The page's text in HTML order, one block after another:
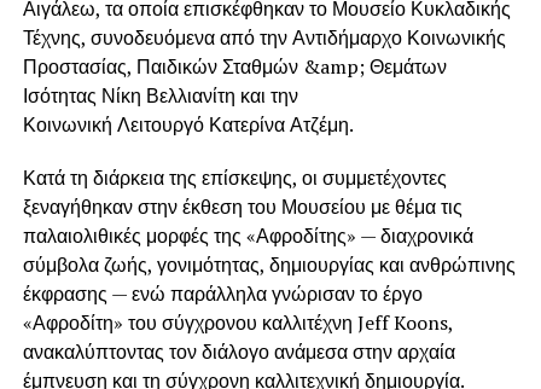
Αιγάλεω, τα οποία επισκέφθηκαν το Μουσείο Κυκλαδικής
Τέχνης, συνοδευόμενα από την Αντιδήμαρχο Κοινωνικής
Προστασίας, Παιδικών Σταθμών &amp; Θεμάτων
Ισότητας Νίκη Βελλιανίτη και την
Κοινωνική Λειτουργό Κατερίνα Ατζέμη.
Κατά τη διάρκεια της επίσκεψης, οι συμμετέχοντες
ξεναγήθηκαν στην έκθεση του Μουσείου με θέμα τις
παλαιολιθικές μορφές της «Αφροδίτης» — διαχρονικά
σύμβολα ζωής, γονιμότητας, δημιουργίας και ανθρώπινης
έκφρασης — ενώ παράλληλα γνώρισαν το έργο
«Αφροδίτη» του σύγχρονου καλλιτέχνη Jeff Koons,
ανακαλύπτοντας τον διάλογο ανάμεσα στην αρχαία
έμπνευση και τη σύγχρονη καλλιτεχνική δημιουργία.